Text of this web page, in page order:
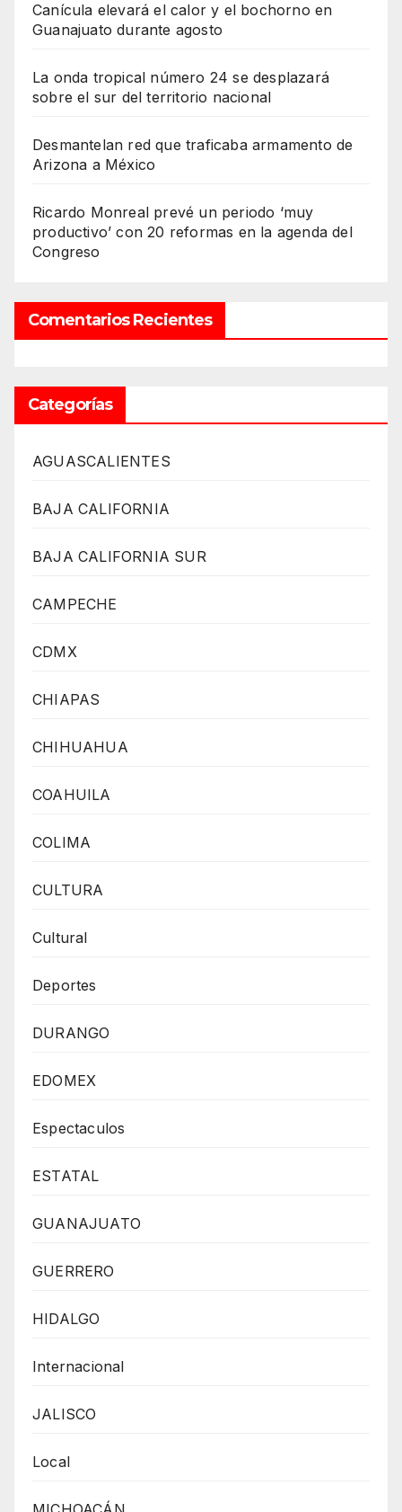
Canícula elevará el calor y el bochorno en
Guanajuato durante agosto
La onda tropical número 24 se desplazará
sobre el sur del territorio nacional
Desmantelan red que traficaba armamento de
Arizona a México
Ricardo Monreal prevé un periodo ‘muy
productivo’ con 20 reformas en la agenda del
Congreso
Comentarios Recientes
Categorías
AGUASCALIENTES
BAJA CALIFORNIA
BAJA CALIFORNIA SUR
CAMPECHE
CDMX
CHIAPAS
CHIHUAHUA
COAHUILA
COLIMA
CULTURA
Cultural
Deportes
DURANGO
EDOMEX
Espectaculos
ESTATAL
GUANAJUATO
GUERRERO
HIDALGO
Internacional
JALISCO
Local